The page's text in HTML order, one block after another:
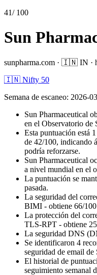
41/ 100
Sun
sunpharma.com · 🇮🇳 IN ·
🇮🇳 Nifty 50
Semana de escaneo: 2026-
Sun Pharmaceutical
en el Observatorio de
Esta puntuación está
de 42/100, indicando
podría reforzarse.
Sun Pharmaceutical
a nivel mundial en el
La puntuación se
pasada.
La seguridad del
BIMI - obtiene 66/
La protección del
TLS-RPT - obtiene
La seguridad DNS
Se identificaron 4
seguridad de email de
El historial de
seguimiento semanal